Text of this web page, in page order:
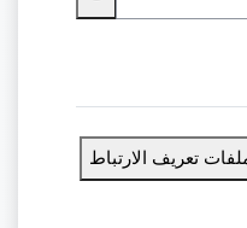
تعريف الارتباط